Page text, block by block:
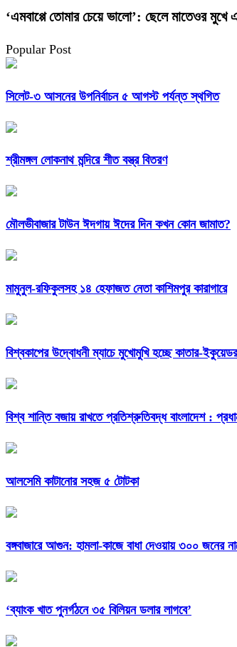
‘এমবাপ্পে তোমার চেয়ে ভালো’: ছেলে মাতেওর
Popular Post
সিলেট-৩ আসনের উপনির্বাচন ৫ আগস্ট পর্যন্ত স্থগিত
শ্রীমঙ্গল লোকনাথ মন্দিরে শীত বস্ত্র বিতরণ
মৌলভীবাজার টাউন ঈদগায় ঈদের দিন কখন কোন জামাত?
মামুনুল-রফিকুলসহ ১৪ হেফাজত নেতা কাশিমপুর কারাগারে
বিশ্বকাপের উদ্বোধনী ম্যাচে মুখোমুখি হচ্ছে কাতার-ইকুয়েডর
বিশ্ব শান্তি বজায় রাখতে প্রতিশ্রুতিবদ্ধ বাংলাদেশ :
আলসেমি কাটানোর সহজ ৫ টোটকা
বঙ্গবাজারে আগুন: হামলা-কাজে বাধা দেওয়ায় ৩০০ জনের
‘ব্যাংক খাত পুনর্গঠনে ৩৫ বিলিয়ন ডলার লাগবে’